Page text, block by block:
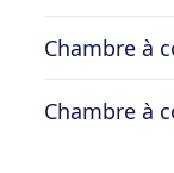
Chambre à
Chambre à